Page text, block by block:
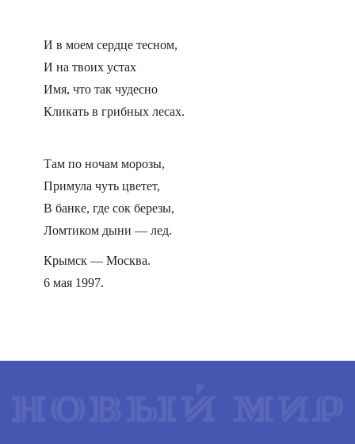
И в моем сердце тесном,
И на твоих устах
Имя, что так чудесно
Кликать в грибных лесах.
Там по ночам морозы,
Примула чуть цветет,
В банке, где сок березы,
Ломтиком дыни — лед.
Крымск — Москва.
6 мая 1997.